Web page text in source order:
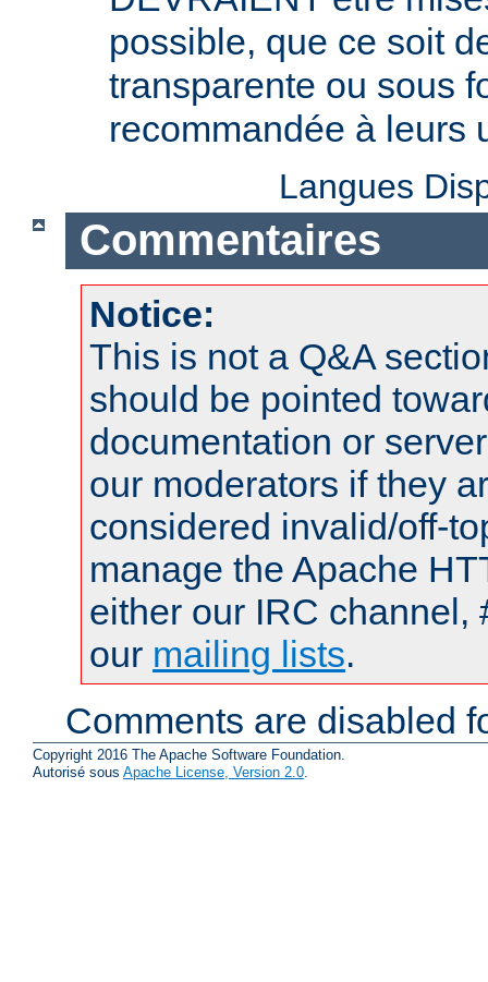
possible, que ce soit
transparente ou sous
recommandée à leurs
Langues
Commentaires
Notice:
This is not a Q&A
should be pointed
documentation or
our moderators if they
considered invalid/off-
manage the Apache
either our IRC channel,
our mailing lists.
Comments are disabled
Copyright 2016 The Apache Software Foundation.
Autorisé sous Apache License, Version 2.0